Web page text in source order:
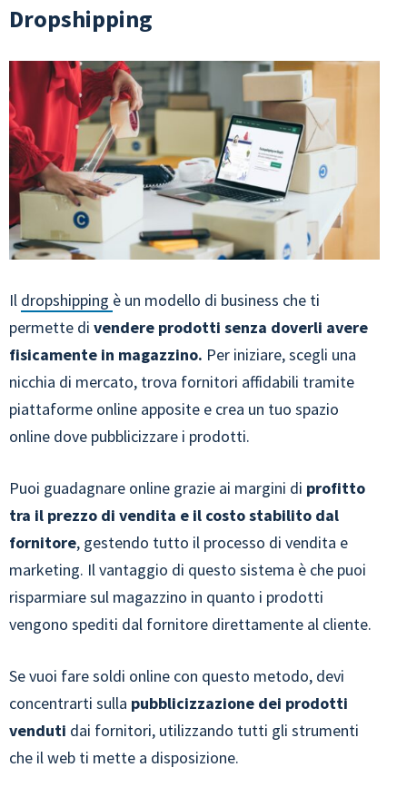
Dropshipping
Il dropshipping è un modello di business che ti
permette di vendere prodotti senza doverli avere
fisicamente in magazzino. Per iniziare, scegli una
nicchia di mercato, trova fornitori affidabili tramite
piattaforme online apposite e crea un tuo spazio
online dove pubblicizzare i prodotti.
Puoi guadagnare online grazie ai margini di profitto
tra il prezzo di vendita e il costo stabilito dal
fornitore, gestendo tutto il processo di vendita e
marketing. Il vantaggio di questo sistema è che puoi
risparmiare sul magazzino in quanto i prodotti
vengono spediti dal fornitore direttamente al cliente.
Se vuoi fare soldi online con questo metodo, devi
concentrarti sulla pubblicizzazione dei prodotti
venduti dai fornitori, utilizzando tutti gli strumenti
che il web ti mette a disposizione.